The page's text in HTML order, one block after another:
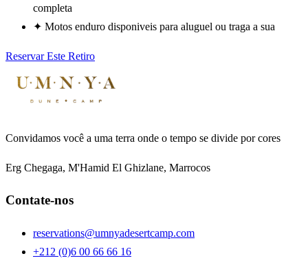
completa
✦ Motos enduro disponiveis para aluguel ou traga a sua
Reservar Este Retiro
Convidamos você a uma terra onde o tempo se divide por cores
Erg Chegaga, M'Hamid El Ghizlane, Marrocos
Contate-nos
reservations@umnyadesertcamp.com
+212 (0)6 00 66 66 16